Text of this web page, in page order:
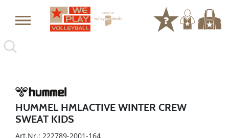
HUMMEL HMLACTIVE WINTER CREW
SWEAT KIDS
Art.Nr.: 222789-2001-164